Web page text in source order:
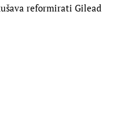
reformirati Gilead